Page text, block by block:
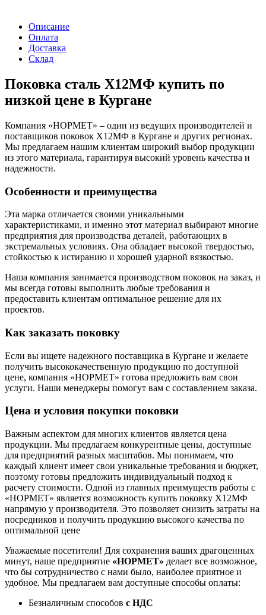
Описание
Оплата
Доставка
Склад
Поковка сталь Х12МФ купить по
низкой цене в Кургане
Компания «НОРМЕТ» – один из ведущих производителей и
поставщиков поковок Х12МФ в Кургане и других регионах.
Мы предлагаем нашим клиентам широкий выбор продукции
из этого материала, гарантируя высокий уровень качества и
надежности.
Особенности и преимущества
Эта марка отличается своими уникальными
характеристиками, и именно этот материал выбирают многие
предприятия для производства деталей, работающих в
экстремальных условиях. Она обладает высокой твердостью,
стойкостью к истиранию и хорошей ударной вязкостью.
Наша компания занимается производством поковок на заказ, и
мы всегда готовы выполнить любые требования и
предоставить клиентам оптимальное решение для их
проектов.
Как заказать поковку
Если вы ищете надежного поставщика в Кургане и желаете
получить высококачественную продукцию по доступной
цене, компания «НОРМЕТ» готова предложить вам свои
услуги. Наши менеджеры помогут вам с составлением заказа.
Цена и условия покупки поковки
Важным аспектом для многих клиентов является цена
продукции. Мы предлагаем конкурентные цены, доступные
для предприятий разных масштабов. Мы понимаем, что
каждый клиент имеет свои уникальные требования и бюджет,
поэтому готовы предложить индивидуальный подход к
расчету стоимости. Одной из главных преимуществ работы с
«НОРМЕТ» является возможность купить поковку Х12МФ
напрямую у производителя. Это позволяет снизить затраты на
посредников и получить продукцию высокого качества по
оптимальной цене
Уважаемые посетители! Для сохранения ваших драгоценных
минут, наше предприятие «НОРМЕТ» делает все возможное,
что бы сотрудничество с нами было, наиболее приятное и
удобное. Мы предлагаем вам доступные способы оплаты:
Безналичным способов с НДС